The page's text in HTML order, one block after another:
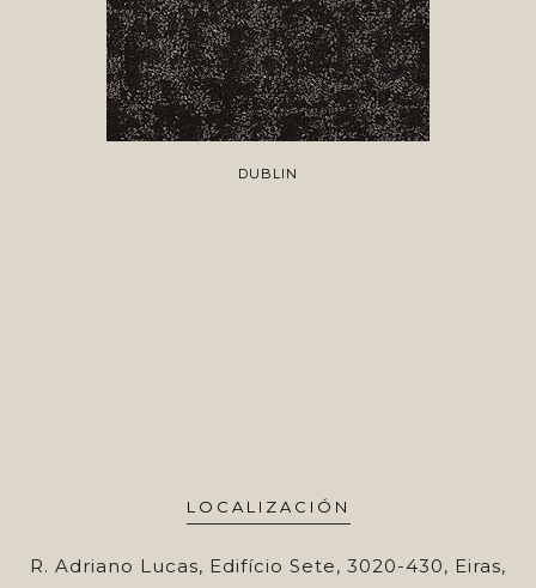
DUBLIN
LOCALIZACIÓN
R. Adriano Lucas, Edifício Sete, 3020-430, Eiras,